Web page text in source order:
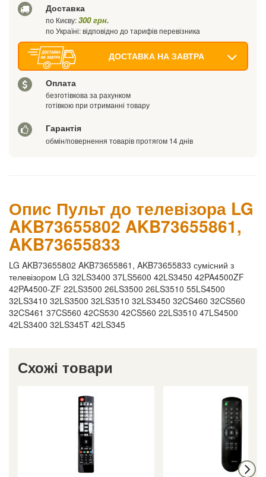
Доставка
по Києву:300 грн.
по Україні: відповідно до тарифів перевізника
ДОСТАВКА НА ЗАВТРА
Оплата
безготівкова за рахунком
готівкою при отриманні товару
Гарантія
обмін/повернення товарів протягом 14 днів
Опис Пульт до телевізора LG
AKB73655802 AKB73655861,
AKB73655833
LG AKB73655802 AKB73655861, AKB73655833​​ сумісний з
телевізором LG 32LS3400 37LS5600 42LS3450 42PA4500ZF
42PA4500-ZF 22LS3500 26LS3500 26LS3510 55LS4500
32LS3410 32LS3500 32LS3510 32LS3450 32CS460 32CS560
32CS461 37CS560 42CS530 42CS560 22LS3510 47LS4500
42LS3400 32LS345T 42LS345​
Схожі товари